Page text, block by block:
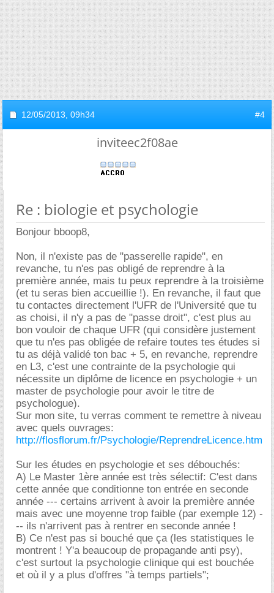
12/05/2013, 09h34 #4
inviteec2f08ae
Re : biologie et psychologie
Bonjour bboop8,
Non, il n'existe pas de "passerelle rapide", en
revanche, tu n'es pas obligé de reprendre à la
première année, mais tu peux reprendre à la troisième
(et tu seras bien accueillie !). En revanche, il faut que
tu contactes directement l'UFR de l'Université que tu
as choisi, il n'y a pas de "passe droit", c'est plus au
bon vouloir de chaque UFR (qui considère justement
que tu n'es pas obligée de refaire toutes tes études si
tu as déjà validé ton bac + 5, en revanche, reprendre
en L3, c'est une contrainte de la psychologie qui
nécessite un diplôme de licence en psychologie + un
master de psychologie pour avoir le titre de
psychologue).
Sur mon site, tu verras comment te remettre à niveau
avec quels ouvrages:
http://flosflorum.fr/Psychologie/ReprendreLicence.htm
Sur les études en psychologie et ses débouchés:
A) Le Master 1ère année est très sélectif: C'est dans
cette année que conditionne ton entrée en seconde
année --- certains arrivent à avoir la première année
mais avec une moyenne trop faible (par exemple 12) -
-- ils n'arrivent pas à rentrer en seconde année !
B) Ce n'est pas si bouché que ça (les statistiques le
montrent ! Y'a beaucoup de propagande anti psy),
c'est surtout la psychologie clinique qui est bouchée
et où il y a plus d'offres "à temps partiels";